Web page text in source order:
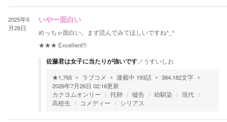
2025年5
月28日
いやー面白い
めっちゃ面白い。まず読んでみてほしいですね^_^
★★★ Excellent!!!
佐藤君は女子に当たりが強いです／ うすいしお
★1,765 ラブコメ 連載中 193話 384,182文字
2026年7月26日 02:16更新
カクヨムオンリー
托卵 嘘告 幼馴染
現代
高校生
コメディー シリアス